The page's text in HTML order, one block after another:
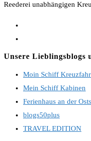
Reederei unabhängigen
tab
new
tab
Unsere Lieblingsblogs
Moin Schiff
Mein Schiff Kabinen
Ferienhaus an der
blogs50plus
TRAVEL EDITION